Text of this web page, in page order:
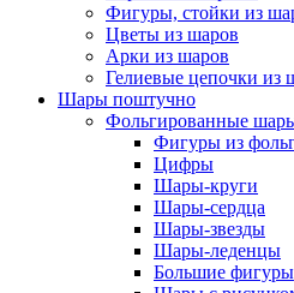
Фигуры, стойки из
Цветы из шаров
Арки из шаров
Гелиевые цепочки из
Шары поштучно
Фольгированные
Фигуры из
Цифры
Шары-круги
Шары-сердца
Шары-звезды
Шары-леденцы
Большие фигуры